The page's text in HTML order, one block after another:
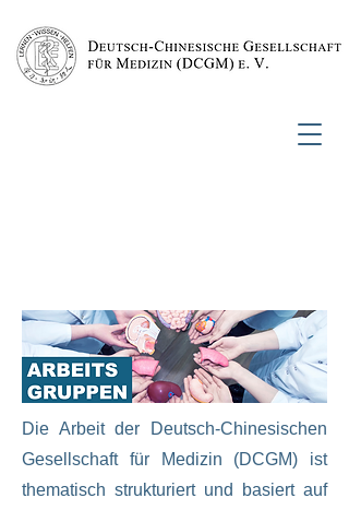
Die Arbeit der Deutsch-Chinesischen
Gesellschaft für Medizin (DCGM) ist
thematisch strukturiert und basiert auf